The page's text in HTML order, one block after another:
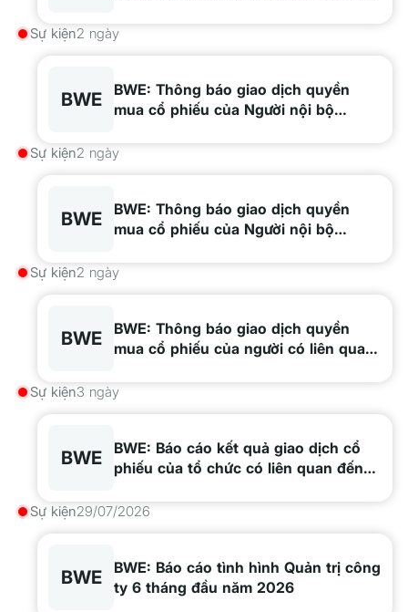
Sự kiện2 ngày
BWE
BWE: Thông báo giao dịch quyền
mua cổ phiếu của Người nội bộ
Mai Song Hào
Sự kiện2 ngày
BWE
BWE: Thông báo giao dịch quyền
mua cổ phiếu của Người nội bộ
Trần Chiến Công
Sự kiện2 ngày
BWE
BWE: Thông báo giao dịch quyền
mua cổ phiếu của người có liên quan
Nguyễn Thị Ngọc Thanh, Trần Tuyết
Sự kiện3 ngày
BWE
BWE: Báo cáo kết quả giao dịch cổ
phiếu của tổ chức có liên quan đến
mại N.T.P
Sự kiện29/07/2026
BWE
BWE: Báo cáo tình hình Quản trị công
ty 6 tháng đầu năm 2026